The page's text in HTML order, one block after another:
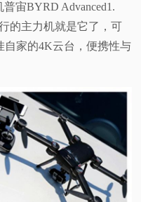
普宙BYRD Advanced1.
的主力机就是它了，可
自家的4K云台，便携性与